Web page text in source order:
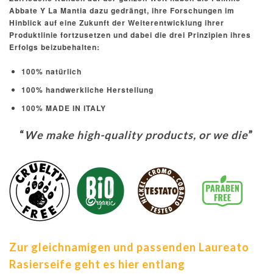
Abbate Y La Mantia dazu gedrängt, ihre Forschungen im
Hinblick auf eine Zukunft der Weiterentwicklung ihrer
Produktlinie fortzusetzen und dabei die drei Prinzipien ihres
Erfolgs beizubehalten:
100% natürlich
100% handwerkliche Herstellung
100% MADE IN ITALY
“We make high-quality products, or we die”
Zur gleichnamigen und passenden Laureato
Rasierseife geht es hier entlang